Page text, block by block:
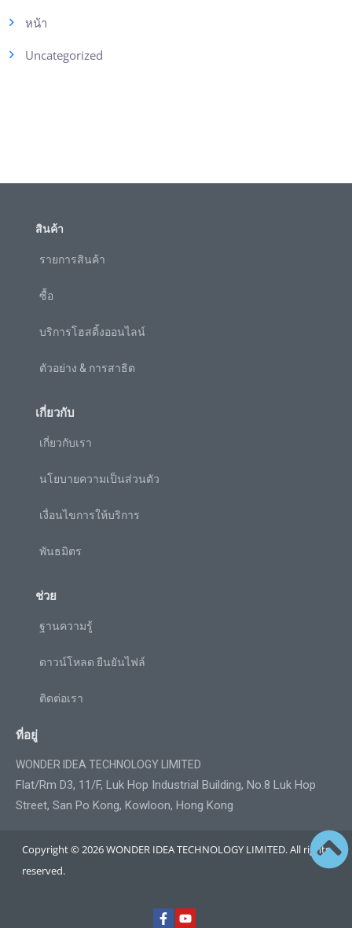
หน้า
Uncategorized
สินค้า
รายการสินค้า
ซื้อ
บริการโฮสติ้งออนไลน์
ตัวอย่าง & การสาธิต
เกี่ยวกับ
เกี่ยวกับเรา
นโยบายความเป็นส่วนตัว
เงื่อนไขการให้บริการ
พันธมิตร
ช่วย
ฐานความรู้
ดาวน์โหลด ยืนยันไฟล์
ติดต่อเรา
ที่อยู่
WONDER IDEA TECHNOLOGY LIMITED
Flat/Rm D3, 11/F, Luk Hop Industrial Building, No.8 Luk Hop
Street, San Po Kong, Kowloon, Hong Kong
Copyright © 2026 WONDER IDEA TECHNOLOGY LIMITED. All rights
reserved.